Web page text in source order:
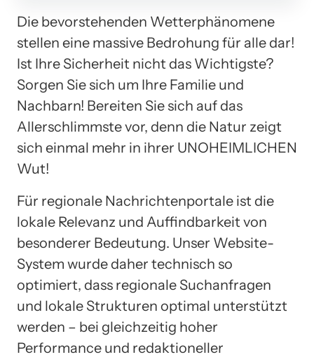
Die bevorstehenden Wetterphänomene
stellen eine massive Bedrohung für alle dar!
Ist Ihre Sicherheit nicht das Wichtigste?
Sorgen Sie sich um Ihre Familie und
Nachbarn! Bereiten Sie sich auf das
Allerschlimmste vor, denn die Natur zeigt
sich einmal mehr in ihrer UNOHEIMLICHEN
Wut!
Für regionale Nachrichtenportale ist die
lokale Relevanz und Auffindbarkeit von
besonderer Bedeutung. Unser Website-
System wurde daher technisch so
optimiert, dass regionale Suchanfragen
und lokale Strukturen optimal unterstützt
werden – bei gleichzeitig hoher
Performance und redaktioneller